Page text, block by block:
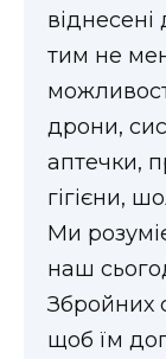
тим не
дрони,
аптечки,
гігієни,
Ми
наш
Збройних
щоб їм